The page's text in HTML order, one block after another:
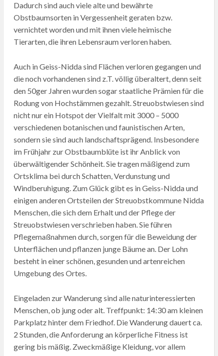
Dadurch sind auch viele alte und bewährte
Obstbaumsorten in Vergessenheit geraten bzw.
vernichtet worden und mit ihnen viele heimische
Tierarten, die ihren Lebensraum verloren haben.
Auch in Geiss-Nidda sind Flächen verloren gegangen und
die noch vorhandenen sind z.T. völlig überaltert, denn seit
den 50ger Jahren wurden sogar staatliche Prämien für die
Rodung von Hochstämmen gezahlt. Streuobstwiesen sind
nicht nur ein Hotspot der Vielfalt mit 3000 – 5000
verschiedenen botanischen und faunistischen Arten,
sondern sie sind auch landschaftsprägend. Insbesondere
im Frühjahr zur Obstbaumblüte ist ihr Anblick von
überwältigender Schönheit. Sie tragen mäßigend zum
Ortsklima bei durch Schatten, Verdunstung und
Windberuhigung. Zum Glück gibt es in Geiss-Nidda und
einigen anderen Ortsteilen der Streuobstkommune Nidda
Menschen, die sich dem Erhalt und der Pflege der
Streuobstwiesen verschrieben haben. Sie führen
Pflegemaßnahmen durch, sorgen für die Beweidung der
Unterflächen und pflanzen junge Bäume an. Der Lohn
besteht in einer schönen, gesunden und artenreichen
Umgebung des Ortes.
Eingeladen zur Wanderung sind alle naturinteressierten
Menschen, ob jung oder alt. Treffpunkt: 14:30 am kleinen
Parkplatz hinter dem Friedhof. Die Wanderung dauert ca.
2 Stunden, die Anforderung an körperliche Fitness ist
gering bis mäßig. Zweckmäßige Kleidung, vor allem